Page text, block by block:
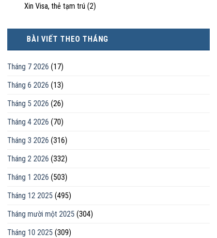
Xin Visa, thẻ tạm trú (2)
BÀI VIẾT THEO THÁNG
Tháng 7 2026 (17)
Tháng 6 2026 (13)
Tháng 5 2026 (26)
Tháng 4 2026 (70)
Tháng 3 2026 (316)
Tháng 2 2026 (332)
Tháng 1 2026 (503)
Tháng 12 2025 (495)
Tháng mười một 2025 (304)
Tháng 10 2025 (309)